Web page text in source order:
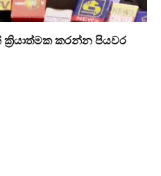
ක්‍රියාත්මක කරන්න පියවර